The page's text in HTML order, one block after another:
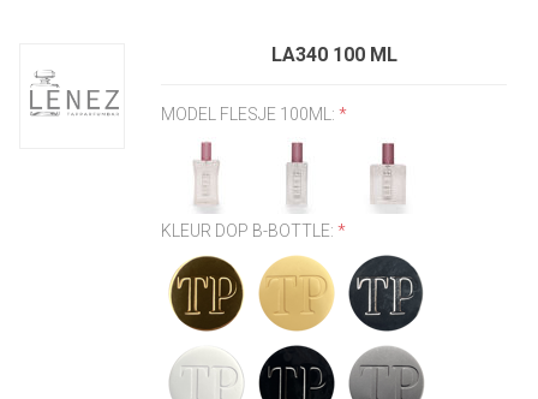
LA340 100 ML
MODEL FLESJE 100ML:*
KLEUR DOP B-BOTTLE:*